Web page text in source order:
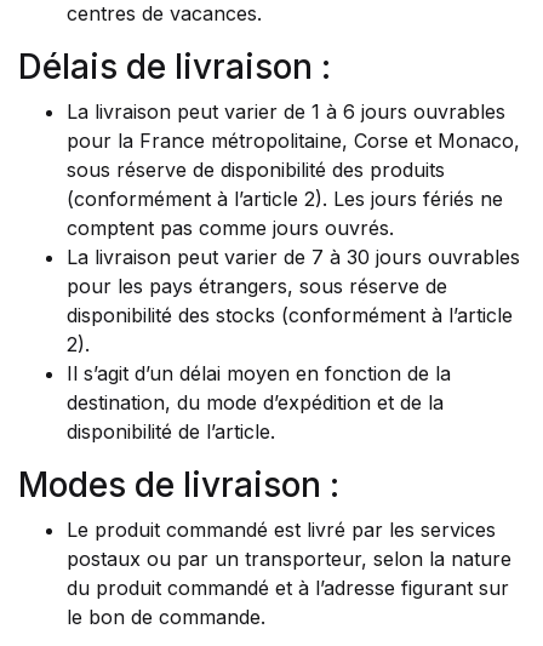
centres de vacances.
Délais de livraison :
La livraison peut varier de 1 à 6 jours ouvrables
pour la France métropolitaine, Corse et Monaco,
sous réserve de disponibilité des produits
(conformément à l’article 2). Les jours fériés ne
comptent pas comme jours ouvrés.
La livraison peut varier de 7 à 30 jours ouvrables
pour les pays étrangers, sous réserve de
disponibilité des stocks (conformément à l’article
2).
Il s’agit d’un délai moyen en fonction de la
destination, du mode d’expédition et de la
disponibilité de l’article.
Modes de livraison :
Le produit commandé est livré par les services
postaux ou par un transporteur, selon la nature
du produit commandé et à l’adresse figurant sur
le bon de commande.